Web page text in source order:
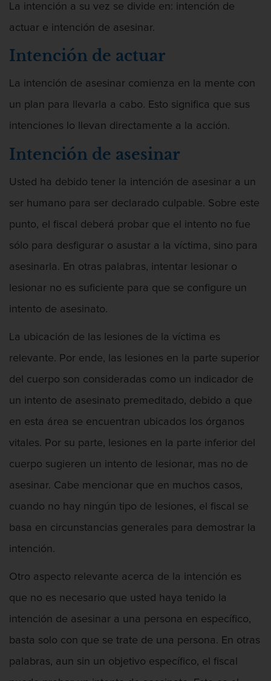
Dañar lineas telefónicas, eléctricas o
de servicios públicos
Incendio Provocado
Ajena
Invasión de Propiedad Ajena
Vandalismo
Armas Prohibidas en California
Aumento de Sentencia por Armas de
Descarga Negligente de un Arma de
Portar un Arma de Fuego Oculta
Delitos de Conducción
Conducir con una licencia suspendida
Evadir a un oficial de policía
Homicidio vehicular
Robo de auto
Públicos
Falsificación
Malversación de fondos
La intención a su vez se divide en: intención de
actuar e intención de asesinar.
Intención de actuar
La intención de asesinar comienza en la mente con
un plan para llevarla a cabo. Esto significa que sus
intenciones lo llevan directamente a la acción.
Intención de asesinar
Usted ha debido tener la intención de asesinar a un
ser humano para ser declarado culpable. Sobre este
punto, el fiscal deberá probar que el intento no fue
sólo para desfigurar o asustar a la víctima, sino para
asesinarla. En otras palabras, intentar lesionar o
lesionar no es suficiente para que se configure un
intento de asesinato.
La ubicación de las lesiones de la víctima es
relevante. Por ende, las lesiones en la parte superior
del cuerpo son consideradas como un indicador de
un intento de asesinato premeditado, debido a que
en esta área se encuentran ubicados los órganos
vitales. Por su parte, lesiones en la parte inferior del
cuerpo sugieren un intento de lesionar, mas no de
asesinar. Cabe mencionar que en muchos casos,
cuando no hay ningún tipo de lesiones, el fiscal se
basa en circunstancias generales para demostrar la
intención.
Otro aspecto relevante acerca de la intención es
que no es necesario que usted haya tenido la
intención de asesinar a una persona en específico,
basta solo con que se trate de una persona. En otras
palabras, aun sin un objetivo específico, el fiscal